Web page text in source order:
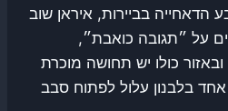
הדאחייה בביירות, איראן שוב
על ״תגובה כואבת״,
כולו יש תחושה מוכרת
אחד בלבנון עלול לפתוח סבב